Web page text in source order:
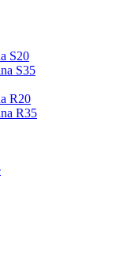
S20
S35
R20
R35